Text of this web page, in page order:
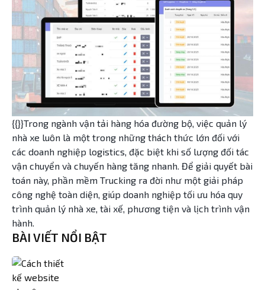
{{}}Trong ngành vận tải hàng hóa đường bộ, việc quản lý
nhà xe luôn là một trong những thách thức lớn đối với
các doanh nghiệp logistics, đặc biệt khi số lượng đối tác
vận chuyển và chuyến hàng tăng nhanh. Để giải quyết bài
toán này, phần mềm Trucking ra đời như một giải pháp
công nghệ toàn diện, giúp doanh nghiệp tối ưu hóa quy
trình quản lý nhà xe, tài xế, phương tiện và lịch trình vận
hành.
BÀI VIẾT NỔI BẬT